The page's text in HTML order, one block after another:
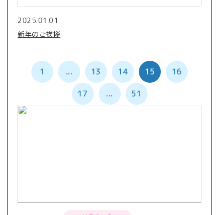
2025.01.01
新年のご挨拶
1 ... 13 14 15 16
17 ... 51